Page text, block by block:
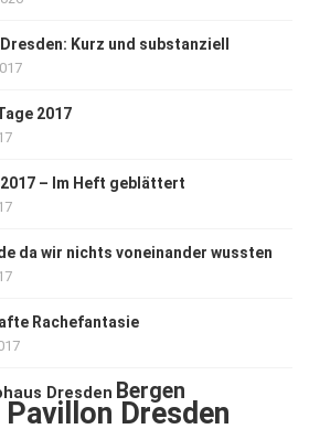
Kurz und substanziell
2017
– Im Heft geblättert
da wir nichts voneinander wussten
Rachefantasie
Dresden Bergen
Dresden